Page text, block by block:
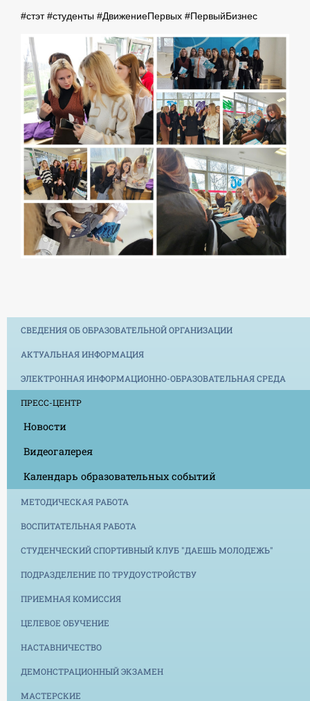
#стэт #студенты #ДвижениеПервых #ПервыйБизнес
СВЕДЕНИЯ ОБ ОБРАЗОВАТЕЛЬНОЙ ОРГАНИЗАЦИИ
АКТУАЛЬНАЯ ИНФОРМАЦИЯ
ЭЛЕКТРОННАЯ ИНФОРМАЦИОННО-ОБРАЗОВАТЕЛЬНАЯ СРЕДА
ПРЕСС-ЦЕНТР
Новости
Видеогалерея
Календарь образовательных событий
МЕТОДИЧЕСКАЯ РАБОТА
ВОСПИТАТЕЛЬНАЯ РАБОТА
СТУДЕНЧЕСКИЙ СПОРТИВНЫЙ КЛУБ "ДАЕШЬ МОЛОДЕЖЬ"
ПОДРАЗДЕЛЕНИЕ ПО ТРУДОУСТРОЙСТВУ
ПРИЕМНАЯ КОМИССИЯ
ЦЕЛЕВОЕ ОБУЧЕНИЕ
НАСТАВНИЧЕСТВО
ДЕМОНСТРАЦИОННЫЙ ЭКЗАМЕН
МАСТЕРСКИЕ